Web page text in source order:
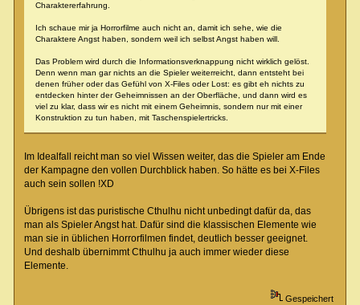
Charaktererfahrung.
Ich schaue mir ja Horrorfilme auch nicht an, damit ich sehe, wie die
Charaktere Angst haben, sondern weil ich selbst Angst haben will.
Das Problem wird durch die Informationsverknappung nicht wirklich gelöst.
Denn wenn man gar nichts an die Spieler weiterreicht, dann entsteht bei
denen früher oder das Gefühl von X-Files oder Lost: es gibt eh nichts zu
entdecken hinter der Geheimnissen an der Oberfläche, und dann wird es
viel zu klar, dass wir es nicht mit einem Geheimnis, sondern nur mit einer
Konstruktion zu tun haben, mit Taschenspielertricks.
Im Idealfall reicht man so viel Wissen weiter, das die Spieler am Ende
der Kampagne den vollen Durchblick haben. So hätte es bei X-Files
auch sein sollen !XD
Übrigens ist das puristische Cthulhu nicht unbedingt dafür da, das
man als Spieler Angst hat. Dafür sind die klassischen Elemente wie
man sie in üblichen Horrorfilmen findet, deutlich besser geeignet.
Und deshalb übernimmt Cthulhu ja auch immer wieder diese
Elemente.
Gespeichert